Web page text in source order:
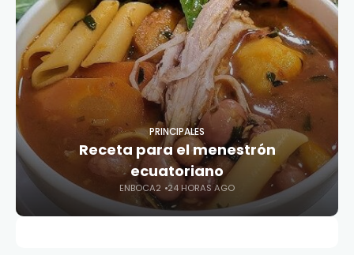
PRINCIPALES
Receta para el menestrón
ecuatoriano
ENBOCA2 24 HORAS AGO